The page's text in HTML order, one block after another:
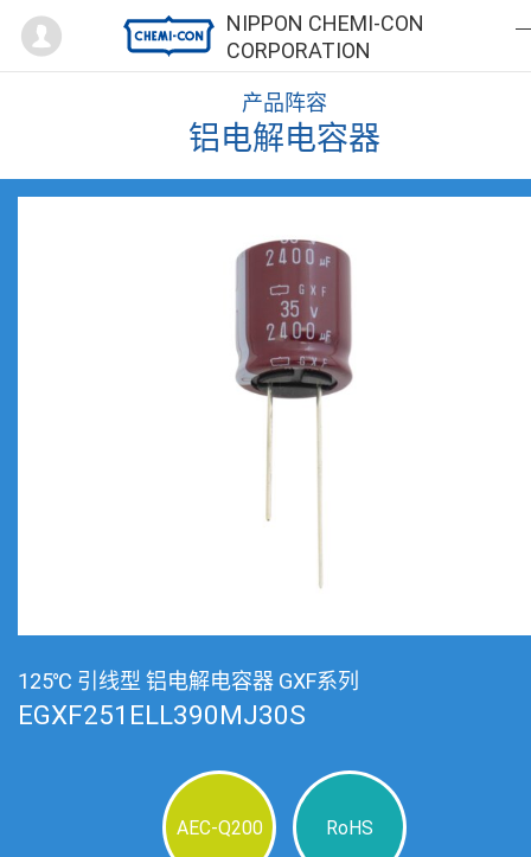
NIPPON CHEMI-CON
CORPORATION
Mypage
产品阵容
铝电解电容器
125℃ 引线型 铝电解电容器 GXF系列
EGXF251ELL390MJ30S
AEC-Q200 RoHS